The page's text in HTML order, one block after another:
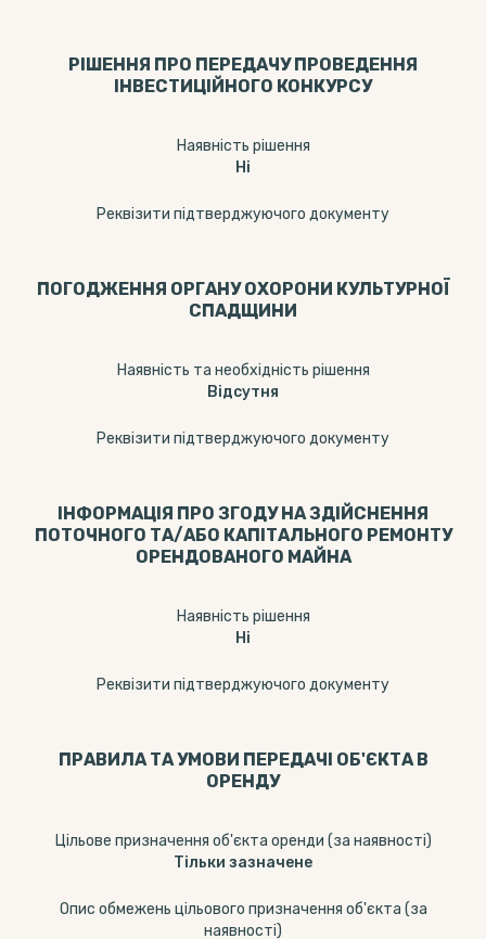
РІШЕННЯ ПРО ПЕРЕДАЧУ ПРОВЕДЕННЯ
ІНВЕСТИЦІЙНОГО КОНКУРСУ
Наявність рішення
Ні
Реквізити підтверджуючого документу
ПОГОДЖЕННЯ ОРГАНУ ОХОРОНИ КУЛЬТУРНОЇ
СПАДЩИНИ
Наявність та необхідність рішення
Відсутня
Реквізити підтверджуючого документу
ІНФОРМАЦІЯ ПРО ЗГОДУ НА ЗДІЙСНЕННЯ
ПОТОЧНОГО ТА/АБО КАПІТАЛЬНОГО РЕМОНТУ
ОРЕНДОВАНОГО МАЙНА
Наявність рішення
Ні
Реквізити підтверджуючого документу
ПРАВИЛА ТА УМОВИ ПЕРЕДАЧІ ОБ'ЄКТА В
ОРЕНДУ
Цільове призначення об'єкта оренди (за наявності)
Тільки зазначене
Опис обмежень цільового призначення об'єкта (за
наявності)